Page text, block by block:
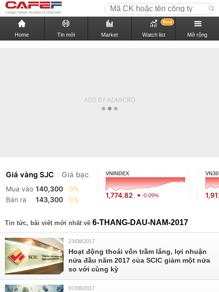
Home Tin mới Market Watch list
New
Mở rộng
Giá vàng SJC Giá bạc
Mua vào 140,300
0%
Bán ra
143,300 0%
VNINDEX
1,774.82 -0.09%
VN30
Tin tức, bài viết mới nhất về 6-THANG-DAU-NAM-2017
23/08/2017
Hoạt động thoái vốn trầm lắng, lợi nhuận
nửa đầu năm 2017 của SCIC giảm một nửa
so với cùng kỳ
07/08/2017